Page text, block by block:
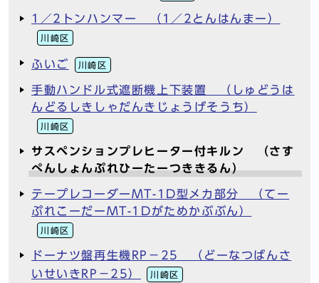
1／2トンハンマー （1／2とんはんまー）
川崎区
ふいご 川崎区
手動ハンドル式遮断機上下装置 （しゅどうは
んどるしきしゃだんきじょうげそうち）
川崎区
サスペンションプレヒーター付キルン （さす
ぺんしょんぷれひーたーつききるん）
テープレコーダーMT-1D型メカ部分 （てー
ぷれこーだーMT-1Dがためかぶぶん）
川崎区
ドーナツ盤再生機RP－25 （どーなつばんさ
いせいきRP－25）
川崎区